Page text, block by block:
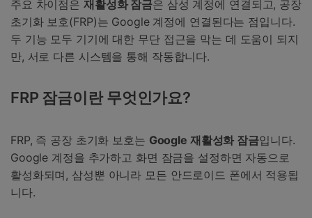
주요 차이점은 재활성화 잠금은 삼성 계정에 연결되고, 공장
초기화 보호(FRP)는 Google 계정에 연결된다는 점입니다.
두 기능 모두 기기에 대한 무단 접근을 막는 데 도움이 되지
만, 서로 다른 시스템을 통해 작동합니다.
FRP 잠금이란 무엇인가요?
FRP, 즉 공장 초기화 보호는 Google 재활성화 잠금입니다.
Google 계정을 추가하고 화면 잠금을 설정하면 자동으로
활성화되며, 삼성뿐 아니라 모든 안드로이드 폰에서 적용됩
니다.